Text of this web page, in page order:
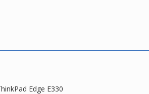
Edge E330